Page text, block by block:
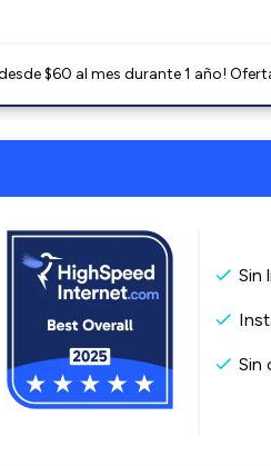
$60 al mes durante 1 año!
Sin
Sin